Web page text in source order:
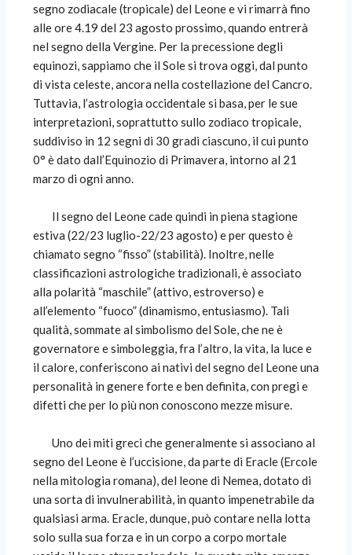
segno zodiacale (tropicale) del Leone e vi rimarrà fino
alle ore 4.19 del 23 agosto prossimo, quando entrerà
nel segno della Vergine. Per la precessione degli
equinozi, sappiamo che il Sole si trova oggi, dal punto
di vista celeste, ancora nella costellazione del Cancro.
Tuttavia, l’astrologia occidentale si basa, per le sue
interpretazioni, soprattutto sullo zodiaco tropicale,
suddiviso in 12 segni di 30 gradi ciascuno, il cui punto
0° è dato dall’Equinozio di Primavera, intorno al 21
marzo di ogni anno.
Il segno del Leone cade quindi in piena stagione
estiva (22/23 luglio-22/23 agosto) e per questo è
chiamato segno “fisso” (stabilità). Inoltre, nelle
classificazioni astrologiche tradizionali, è associato
alla polarità “maschile” (attivo, estroverso) e
all’elemento “fuoco” (dinamismo, entusiasmo). Tali
qualità, sommate al simbolismo del Sole, che ne è
governatore e simboleggia, fra l’altro, la vita, la luce e
il calore, conferiscono ai nativi del segno del Leone una
personalità in genere forte e ben definita, con pregi e
difetti che per lo più non conoscono mezze misure.
Uno dei miti greci che generalmente si associano al
segno del Leone è l’uccisione, da parte di Eracle (Ercole
nella mitologia romana), del leone di Nemea, dotato di
una sorta di invulnerabilità, in quanto impenetrabile da
qualsiasi arma. Eracle, dunque, può contare nella lotta
solo sulla sua forza e in un corpo a corpo mortale